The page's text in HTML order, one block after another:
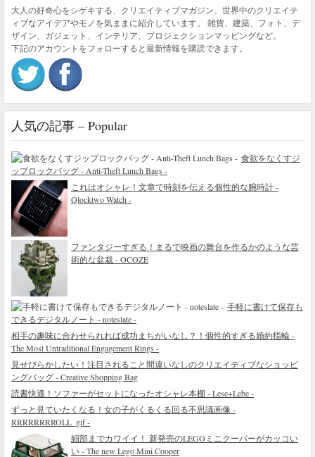
大人の好奇心をシゲキする、クリエイティブマガジン。世界中のクリエイテ
ィブなアイデアやモノを気ままに紹介しています。 雑貨、建築、フォト、デ
ザイン、ガジェット、インテリア、プロジェクションマッピングなど。
下記のアカウントをフォローすると最新情報を購読できます。
人気の記事 – Popular
食欲をなくすジ
ップロックバッグ - Anti-Theft Lunch Bags -
これはオシャレ！文章で時刻を伝える個性的な腕時計 -
Qlocktwo Watch -
ファンタジーすぎる！まるで映画の舞台を作るかのような芸
術的な盆栽 - OCOZE
手軽に書けて保存も
できるデジタルノート - noteslate -
相手の趣味に合わせられれば成功まちがいなし？！個性的すぎる婚約指輪 -
The Most Untraditional Engagement Rings -
見せびらかしたい！注目されること間違いなしのクリエイティブなショッピ
ングバッグ - Creative Shopping Bag
読書快適！ソファーがセットになったオシャレ本棚 - Lese+Lebe -
ずっと見ていたくなる！女の子がくるくる回る不思議画像 -
RRRRRRRROLL_gif -
細部までカワイイ！ 新発売のLEGOミニクーパーがカッコい
い - The new Lego Mini Cooper